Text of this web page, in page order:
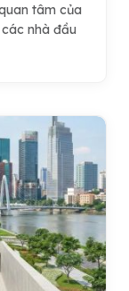
tâm của
nhà đầu